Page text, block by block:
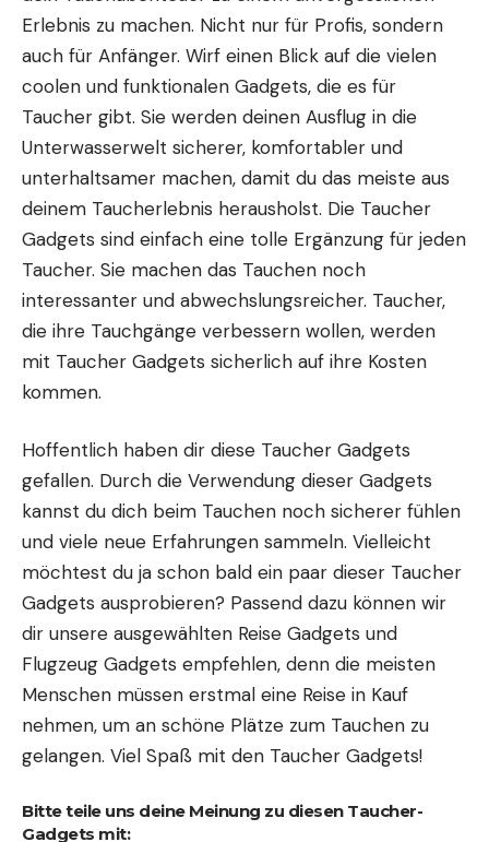
Erlebnis zu machen. Nicht nur für Profis, sondern
auch für Anfänger. Wirf einen Blick auf die vielen
coolen und funktionalen Gadgets, die es für
Taucher gibt. Sie werden deinen Ausflug in die
Unterwasserwelt sicherer, komfortabler und
unterhaltsamer machen, damit du das meiste aus
deinem Taucherlebnis herausholst. Die Taucher
Gadgets sind einfach eine tolle Ergänzung für jeden
Taucher. Sie machen das Tauchen noch
interessanter und abwechslungsreicher. Taucher,
die ihre Tauchgänge verbessern wollen, werden
mit Taucher Gadgets sicherlich auf ihre Kosten
kommen.
Hoffentlich haben dir diese Taucher Gadgets
gefallen. Durch die Verwendung dieser Gadgets
kannst du dich beim Tauchen noch sicherer fühlen
und viele neue Erfahrungen sammeln. Vielleicht
möchtest du ja schon bald ein paar dieser Taucher
Gadgets ausprobieren? Passend dazu können wir
dir unsere ausgewählten Reise Gadgets und
Flugzeug Gadgets empfehlen, denn die meisten
Menschen müssen erstmal eine Reise in Kauf
nehmen, um an schöne Plätze zum Tauchen zu
gelangen. Viel Spaß mit den Taucher Gadgets!
Bitte teile uns deine Meinung zu diesen Taucher-
Gadgets mit: